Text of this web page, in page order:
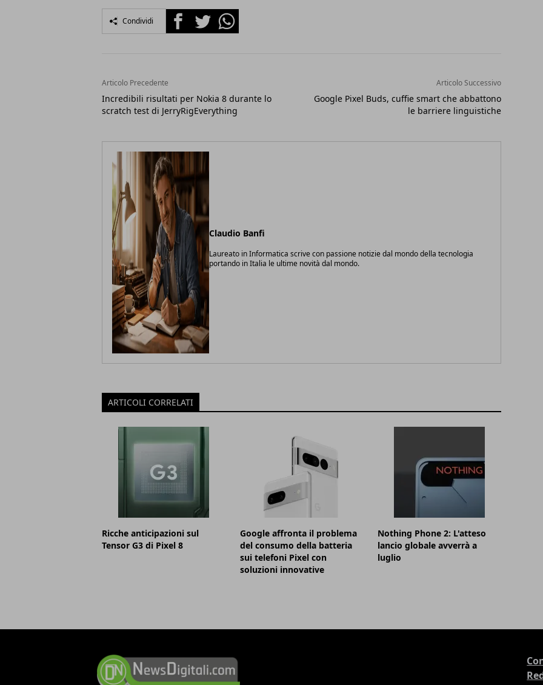
Condividi FacebookTwitterWhatsapp
Articolo Precedente
Incredibili risultati per Nokia 8 durante lo
scratch test di JerryRigEverything
Articolo Successivo
Google Pixel Buds, cuffie smart che abbattono
le barriere linguistiche
Claudio Banfi
Laureato in Informatica scrive con passione notizie dal mondo della tecnologia
portando in Italia le ultime novità dal mondo.
ARTICOLI CORRELATI
Ricche anticipazioni sul
Tensor G3 di Pixel 8
Google affronta il problema
del consumo della batteria
sui telefoni Pixel con
soluzioni innovative
Nothing Phone 2: L'atteso
lancio globale avverrà a
luglio